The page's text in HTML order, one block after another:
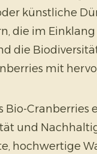
künstliche
die im
die
mit
Bio-Cranberries
und
hochwertige